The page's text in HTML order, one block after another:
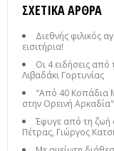
ΣΧΕΤΙΚΆ ΆΡΘΡΑ
Διεθνής φιλικός
εισιτήρια!
Οι 4 ειδήσεις
Λιβαδάκι Γορτυνίας
"Από 40 Κοπάδια
στην Ορεινή
Έφυγε από τη ζωή
Πέτρας, Γιώργος